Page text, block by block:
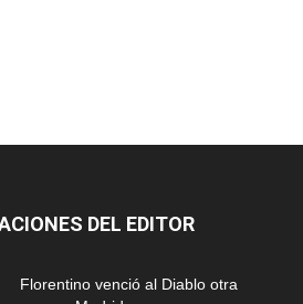
DEL EDITOR
Florentino venció al Diablo otra